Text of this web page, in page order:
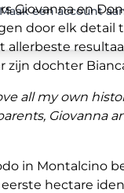
een account
Giovanna en
door elk detail
zijn dochter
all my own
Giovanna
in Montalcino
hectare